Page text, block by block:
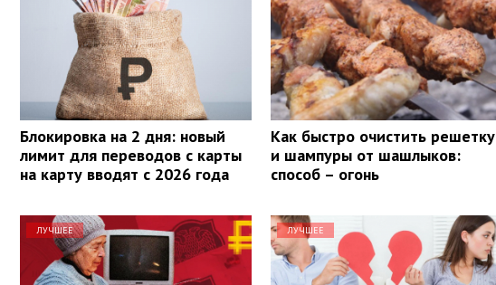
Блокировка на 2 дня: новый
лимит для переводов с карты
на карту вводят с 2026 года
Как быстро очистить решетку
и шампуры от шашлыков:
способ – огонь
ЛУЧШЕЕ ЛУЧШЕЕ